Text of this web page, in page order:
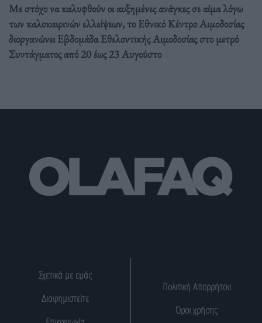
Με στόχο να καλυφθούν οι αυξημένες ανάγκες σε αίμα λόγω
των καλοκαιρινών ελλείψεων, το Εθνικό Κέντρο Αιμοδοσίας
διοργανώνει Εβδομάδα Εθελοντικής Αιμοδοσίας στο μετρό
Συντάγματος από 20 έως 23 Αυγούστο
Σχετικά με εμάς
Διαφημιστείτε
Πολιτική Απορρήτου
Όροι χρήσης